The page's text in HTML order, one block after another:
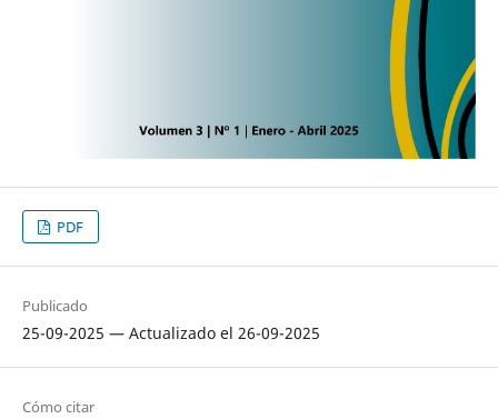
PDF
Publicado
25-09-2025 — Actualizado el 26-09-2025
Cómo citar